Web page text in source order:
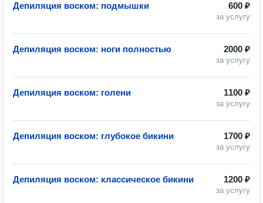
600 ₽
за услугу
Депиляция воском: подмышки
2000 ₽
за услугу
Депиляция воском: ноги полностью
1100 ₽
за услугу
Депиляция воском: голени
1700 ₽
за услугу
Депиляция воском: глубокое бикини
1200 ₽
за услугу
Депиляция воском: классическое бикини